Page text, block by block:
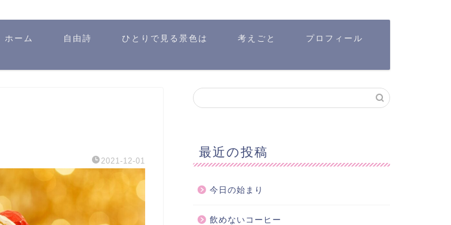
ホーム 自由詩 ひとりで見る景色は 考えごと プロフィール
2021-12-01
最近の投稿
今日の始まり
飲めないコーヒー